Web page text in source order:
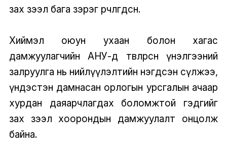
зах зээл бага зэрэг өөрчлөгдсөн.
Хиймэл оюун ухаан болон хагас
дамжуулагчийн АНУ-д төвлөрсөн үнэлгээний
залруулга нь нийлүүлэлтийн нэгдсэн сүлжээ,
үндэстэн дамнасан орлогын урсгалын ачаар
хурдан даяарчлагдах боломжтой гэдгийг
зах зээл хоорондын дамжуулалт онцолж
байна.